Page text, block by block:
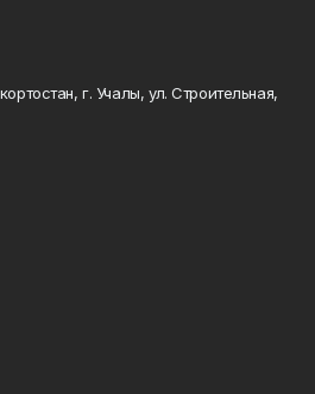
г. Учалы, ул. Строительная,